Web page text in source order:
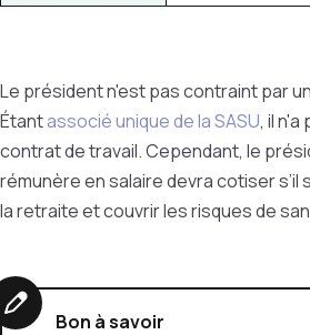
Le président n'est pas contraint par
Étantassocié unique de la SASU, il n'a
contrat de travail. Cependant, le
rémunère en salaire devra cotiser
la retraite et couvrir les risques de
Bon à savoir